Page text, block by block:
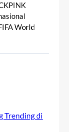
World
Trending di